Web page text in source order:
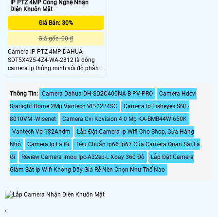
IP PTZ 4MP Công Nghệ Nhận
Diện Khuôn Mặt
Giá Bán: 30%
Giá gốc: 00 ₫
Camera IP PTZ 4MP DAHUA
SDT5X425-4Z4-WA-2812 là dòng
camera ip thông minh với độ phân
giải lên đến 4.0mp,tích hợp 2
Startlight với độ nhạy sáng cực thấp
0.001Lux/F1. 6 (ảnh màu), và
0Lux/F1
Thông Tin: Camera Dahua DH-SD2C400NA-B-PV-PRO
Camera Hdcvi
Starlight Dome 2Mp Vantech VP-2224SC
Camera Ip Fisheyes SNF-
8010VM -Wisenet
Camera Cvi Kbvision 4.0 Mp KA-BMB44Wi650K
Vantech Vp-182Ahdm
Lắp Đặt Camera Ip Wifi Cho Shop, Cửa Hàng
Nhỏ
Camera Ip Là Gì
Tiêu Chuẩn Ip66 Ip67 Của Camera Quan Sát Là
Gì
Review Camera Imou Ipc-A32ep-L Xoay 360 Độ
Lắp Đặt Camera
Giám Sát Ip Wifi Không Dây Giá Rẻ Nên Chọn Như Thế Nào
'